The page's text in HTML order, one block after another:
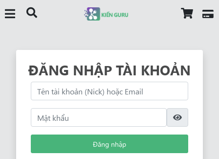
ĐĂNG NHẬP TÀI KHOẢN
Đăng nhập